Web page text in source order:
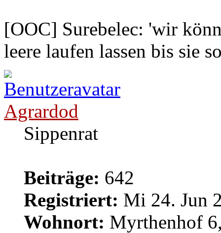
[OOC] Surebelec: 'wir
leere laufen lassen bis sie
Agrardod
Sippenrat
Beiträge: 642
Registriert: Mi 24. Jun
Wohnort: Myrthenhof